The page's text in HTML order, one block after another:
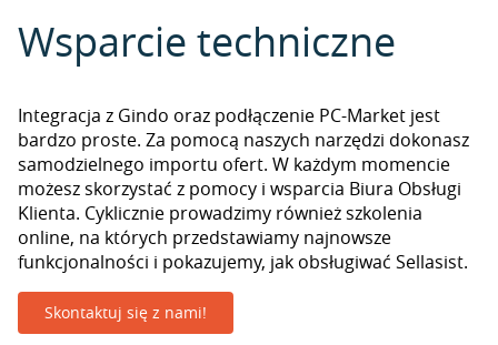
Wsparcie techniczne
Integracja z Gindo oraz podłączenie PC-Market jest
bardzo proste. Za pomocą naszych narzędzi dokonasz
samodzielnego importu ofert. W każdym momencie
możesz skorzystać z pomocy i wsparcia Biura Obsługi
Klienta. Cyklicznie prowadzimy również szkolenia
online, na których przedstawiamy najnowsze
funkcjonalności i pokazujemy, jak obsługiwać Sellasist.
Skontaktuj się z nami!